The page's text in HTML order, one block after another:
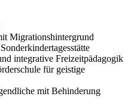
Migrationshintergrund
integrative Freizeitpädagogik
für geistige
mit Behinderung